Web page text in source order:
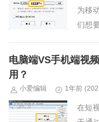
为移
们想
辑软
电脑端VS手机端视
用？
小爱编辑 1年前
在短